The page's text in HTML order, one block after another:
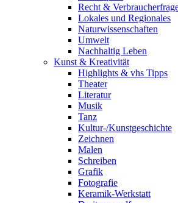
Recht &
Lokales und Regionales
Naturwissenschaften
Umwelt
Nachhaltig Leben
Kunst & Kreativität
Highlights & vhs Tipps
Theater
Literatur
Musik
Tanz
Kultur-/Kunstgeschichte
Zeichnen
Malen
Schreiben
Grafik
Fotografie
Keramik-Werkstatt